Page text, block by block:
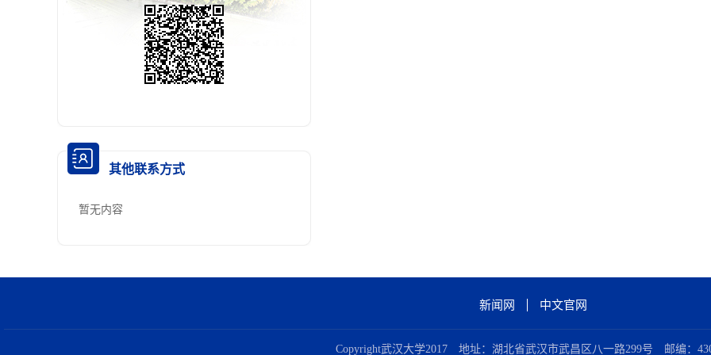
其他联系方式
暂无内容
新闻网 中文官网
Copyright武汉大学2017 地址：湖北省武汉市武昌区八一路299号 邮编：